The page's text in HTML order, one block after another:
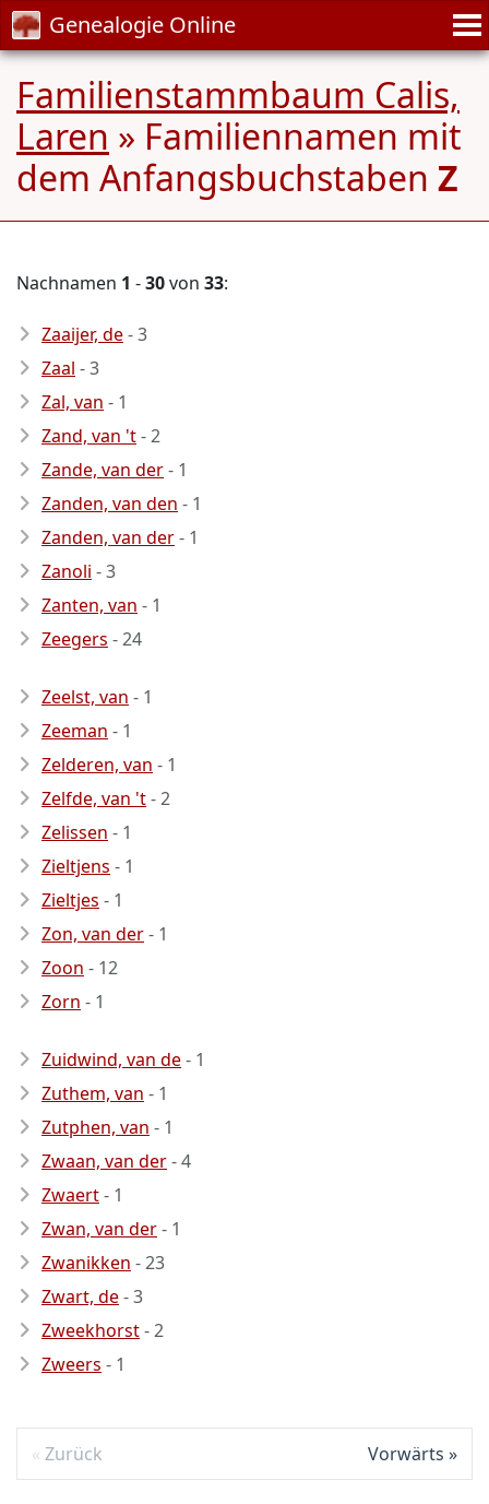
Genealogie Online
Familienstammbaum Calis,
Laren » Familiennamen mit
dem Anfangsbuchstaben Z
Nachnamen 1 -30von 33:
Zaaijer, de- 3
Zaal - 3
Zal, van - 1
Zand, van 't- 2
Zande, van der- 1
Zanden, van den - 1
Zanden, van der- 1
Zanoli - 3
Zanten, van - 1
Zeegers - 24
Zeelst, van - 1
Zeeman - 1
Zelderen, van - 1
Zelfde, van 't- 2
Zelissen - 1
Zieltjens - 1
Zieltjes - 1
Zon, van der- 1
Zoon - 12
Zorn - 1
Zuidwind, van de- 1
Zuthem, van - 1
Zutphen, van - 1
Zwaan, van der- 4
Zwaert- 1
Zwan, van der- 1
Zwanikken - 23
Zwart, de- 3
Zweekhorst- 2
Zweers - 1
Zurück Vorwärts